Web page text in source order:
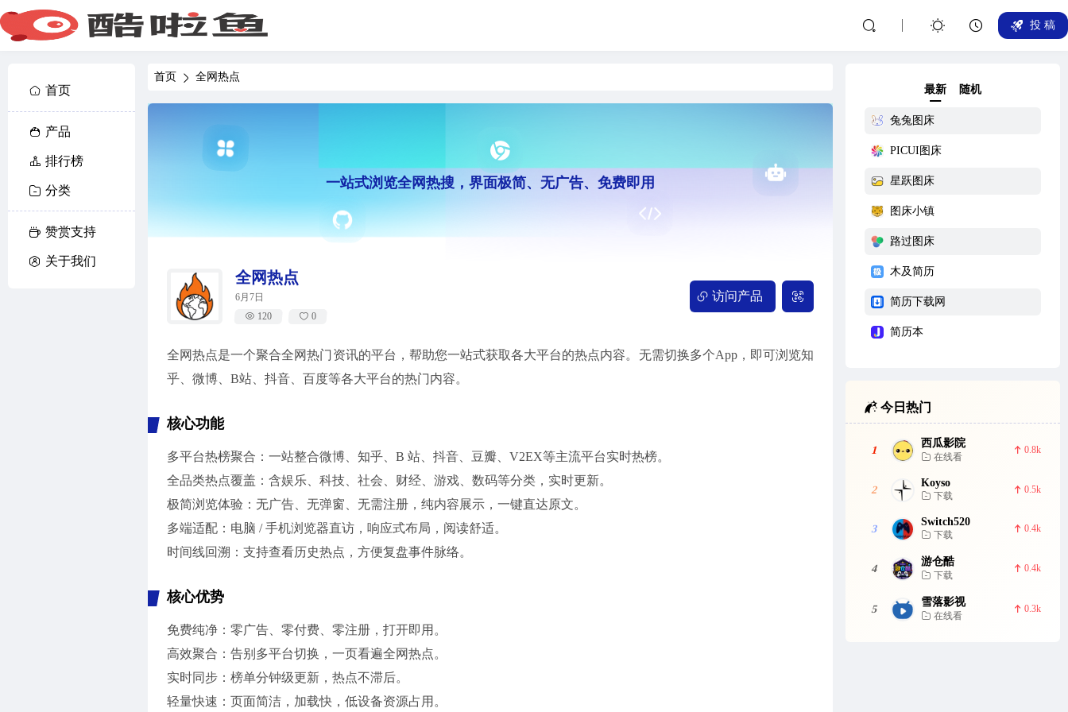
投 稿
首页
产品
排行榜
分类
赞赏支持
关于我们
首页 全网热点
一站式浏览全网热搜，界面极简、无广告、免费即用
全网热点
6月7日
120
0
访问产品
全网热点是一个聚合全网热门资讯的平台，帮助您一站式获取各大平台的热点内容。无需切换多个App，即可浏览知
乎、微博、B站、抖音、百度等各大平台的热门内容。
核心功能
多平台热榜聚合：一站整合微博、知乎、B 站、抖音、豆瓣、V2EX等主流平台实时热榜。
全品类热点覆盖：含娱乐、科技、社会、财经、游戏、数码等分类，实时更新。
极简浏览体验：无广告、无弹窗、无需注册，纯内容展示，一键直达原文。
多端适配：电脑 / 手机浏览器直访，响应式布局，阅读舒适。
时间线回溯：支持查看历史热点，方便复盘事件脉络。
核心优势
免费纯净：零广告、零付费、零注册，打开即用。
高效聚合：告别多平台切换，一页看遍全网热点。
实时同步：榜单分钟级更新，热点不滞后。
轻量快速：页面简洁，加载快，低设备资源占用。
最新 随机
兔兔图床
PICUI图床
星跃图床
图床小镇
路过图床
木及简历
简历下载网
简历本
今日热门
1
西瓜影院
在线看
0.8k
2
Koyso
下载
0.5k
3
Switch520
下载
0.4k
4
游仓酷
下载
0.4k
5
雪落影视
在线看
0.3k